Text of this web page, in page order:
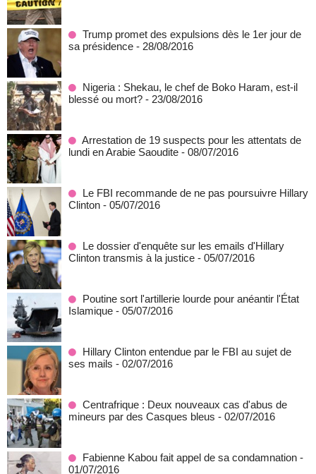
Trump promet des expulsions dès le 1er jour de
sa présidence - 28/08/2016
Nigeria : Shekau, le chef de Boko Haram, est-il
blessé ou mort? - 23/08/2016
Arrestation de 19 suspects pour les attentats de
lundi en Arabie Saoudite - 08/07/2016
Le FBI recommande de ne pas poursuivre Hillary
Clinton - 05/07/2016
Le dossier d'enquête sur les emails d'Hillary
Clinton transmis à la justice - 05/07/2016
Poutine sort l'artillerie lourde pour anéantir l'État
Islamique - 05/07/2016
Hillary Clinton entendue par le FBI au sujet de
ses mails - 02/07/2016
Centrafrique : Deux nouveaux cas d'abus de
mineurs par des Casques bleus - 02/07/2016
Fabienne Kabou fait appel de sa condamnation -
01/07/2016